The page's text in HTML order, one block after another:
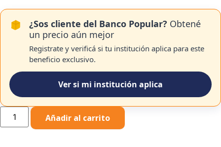
¿Sos cliente del Banco Popular? Obtené
un precio aún mejor
Registrate y verificá si tu institución aplica para este
beneficio exclusivo.
Ver si mi institución aplica
Sartén
Antiadherente
con
Añadir al carrito